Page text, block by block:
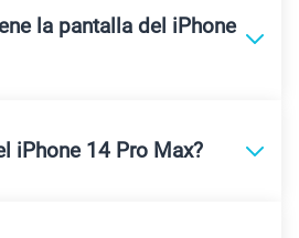
la pantalla del iPhone
iPhone 14 Pro Max?